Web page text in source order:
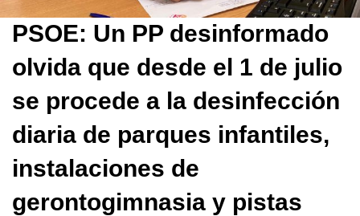
PSOE: Un PP desinformado
olvida que desde el 1 de julio
se procede a la desinfección
diaria de parques infantiles,
instalaciones de
gerontogimnasia y pistas